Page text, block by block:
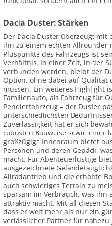
Dacia Duster: Stärken
Der Dacia Duster überzeugt mit
ihn zu einem echten Allrounder
Pluspunkte des Fahrzeugs ist
Verhältnis. In einer Zeit, in der
verbunden werden, bleibt der
Option, ohne dabei auf Qualität
müssen. Ein weiteres Highlight
Familienauto, als Fahrzeug für
Pendlerfahrzeug – der Duster
unterschiedlichsten
Zuverlässigkeit hat er sich
robusten Bauweise sowie einer
großzügige Innenraum bietet
Personen und deren Gepäck,
macht. Für Abenteuerlustige
ausgezeichnete
Allradantrieb und die erhöhte
auch schwieriges Terrain zu
sparsam im Verbrauch, was ihn
attraktiv macht. Mit all diesen
dass er weit mehr als nur ein
verlässlicher Partner für nahezu